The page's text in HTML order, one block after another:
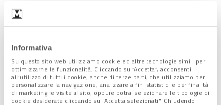
Informativa
Su questo sito web utilizziamo cookie ed altre tecnologie simili per
ottimizzarne le funzionalità. Cliccando su “Accetta”, acconsenti
all’utilizzo di tutti i cookie, anche di terze parti, che utilizziamo per
personalizzare la navigazione, analizzare a fini statistici e per finalità
di marketing le visite al sito; oppure potrai selezionare le tipologie di
cookie desiderate cliccando su "Accetta selezionati". Chiudendo
Tre pilastri per l’assegnazione
Le linee guida adottate dal Comune per stabilire
distribuzione poggiano su quelli che l’assessore Venturini ha
definito “tre pilastri”. Il primo è ilrafforzamento dei servizi
sociali ordinariamente erogatidalle agenzie per la coesione
sociale e i servizi del territorio facenti capo al Comune. In